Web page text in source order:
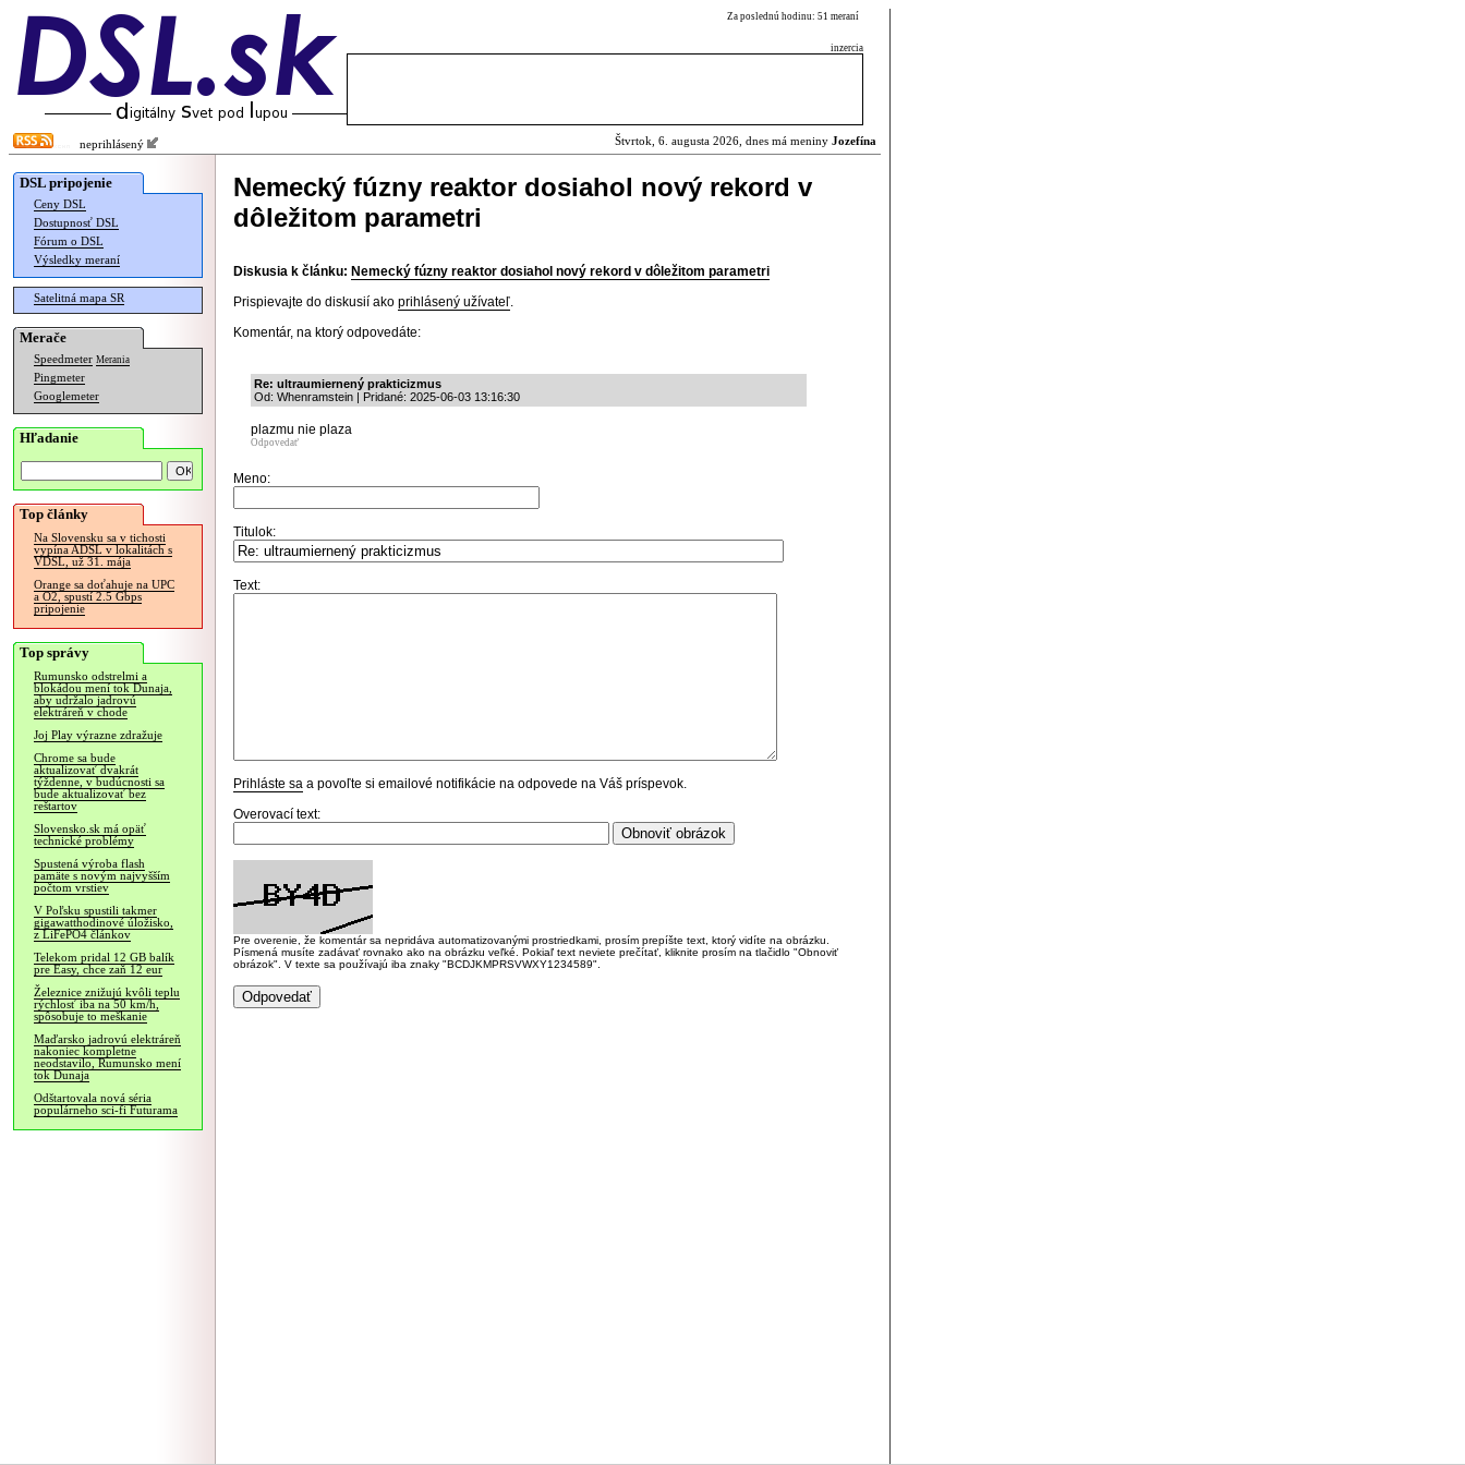
Za poslednú hodinu: 51 meraní
inzercia
neprihlásený Štvrtok, 6. augusta 2026, dnes má meniny Jozefína
DSL pripojenie
Ceny DSL
Dostupnosť DSL
Fórum o DSL
Výsledky meraní
Satelitná mapa SR
Merače
Speedmeter Merania
Pingmeter
Googlemeter
Hľadanie
Top články
Na Slovensku sa v tichosti
vypína ADSL v lokalitách s
VDSL, už 31. mája
Orange sa doťahuje na UPC
a O2, spustí 2.5 Gbps
pripojenie
Top správy
Rumunsko odstrelmi a
blokádou mení tok Dunaja,
aby udržalo jadrovú
elektráreň v chode
Joj Play výrazne zdražuje
Chrome sa bude
aktualizovať dvakrát
týždenne, v budúcnosti sa
bude aktualizovať bez
reštartov
Slovensko.sk má opäť
technické problémy
Spustená výroba flash
pamäte s novým najvyšším
počtom vrstiev
V Poľsku spustili takmer
gigawatthodinové úložisko,
z LiFePO4 článkov
Telekom pridal 12 GB balík
pre Easy, chce zaň 12 eur
Železnice znižujú kvôli teplu
rýchlosť iba na 50 km/h,
spôsobuje to meškanie
Maďarsko jadrovú elektráreň
nakoniec kompletne
neodstavilo, Rumunsko mení
tok Dunaja
Odštartovala nová séria
populárneho sci-fi Futurama
Nemecký fúzny reaktor dosiahol nový rekord v
dôležitom parametri
Diskusia k článku: Nemecký fúzny reaktor dosiahol nový rekord v dôležitom parametri
Prispievajte do diskusií ako prihlásený užívateľ.
Komentár, na ktorý odpovedáte:
Re: ultraumiernený prakticizmus
Od: Whenramstein | Pridané: 2025-06-03 13:16:30
plazmu nie plaza
Odpovedať
Meno:
Titulok:
Text:
Prihláste sa a povoľte si emailové notifikácie na odpovede na Váš príspevok.
Overovací text:
Pre overenie, že komentár sa nepridáva automatizovanými prostriedkami, prosím prepíšte text, ktorý vidíte na obrázku.
Písmená musíte zadávať rovnako ako na obrázku veľké. Pokiaľ text neviete prečítať, kliknite prosím na tlačidlo "Obnoviť
obrázok". V texte sa používajú iba znaky "BCDJKMPRSVWXY1234589".